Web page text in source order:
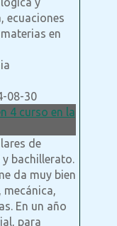
ecuaciones
en
08-30
4 curso en la
de
bachillerato.
da muy bien
En un año
para